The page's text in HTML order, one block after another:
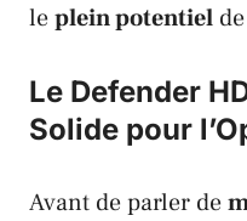
leplein potentiel
Le Defender
Solide pour
Avant de parler de